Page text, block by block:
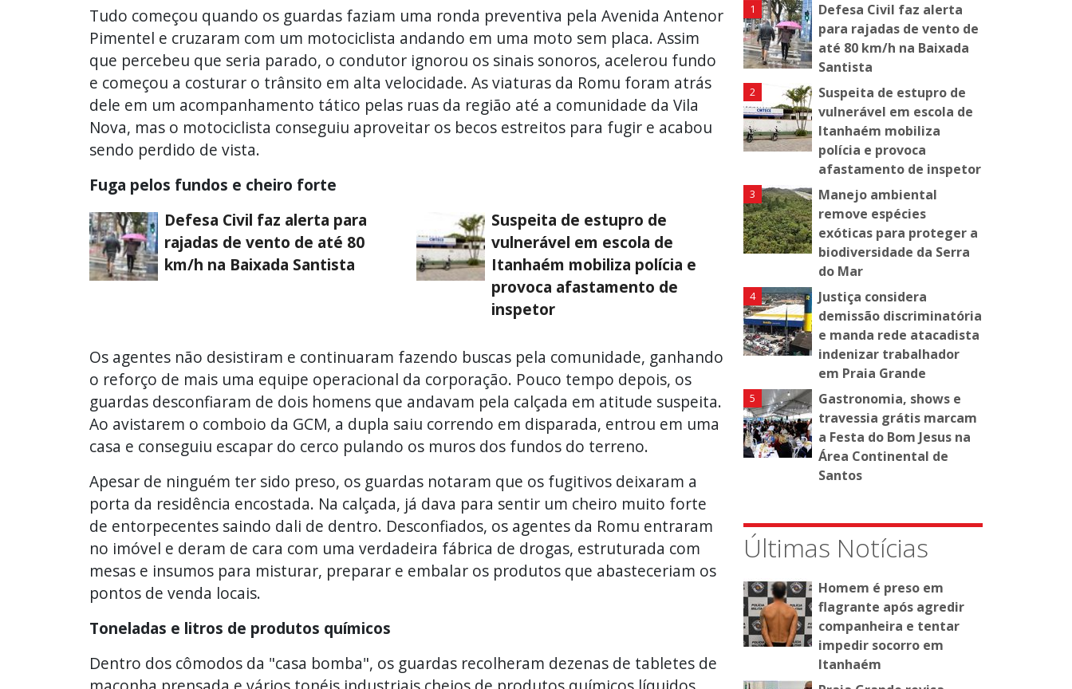
Tudo começou quando os guardas faziam uma ronda preventiva pela Avenida Antenor
Pimentel e cruzaram com um motociclista andando em uma moto sem placa. Assim
que percebeu que seria parado, o condutor ignorou os sinais sonoros, acelerou fundo
e começou a costurar o trânsito em alta velocidade. As viaturas da Romu foram atrás
dele em um acompanhamento tático pelas ruas da região até a comunidade da Vila
Nova, mas o motociclista conseguiu aproveitar os becos estreitos para fugir e acabou
sendo perdido de vista.
Fuga pelos fundos e cheiro forte
Defesa Civil faz alerta para
rajadas de vento de até 80
km/h na Baixada Santista
Suspeita de estupro de
vulnerável em escola de
Itanhaém mobiliza polícia e
provoca afastamento de
inspetor
Os agentes não desistiram e continuaram fazendo buscas pela comunidade, ganhando
o reforço de mais uma equipe operacional da corporação. Pouco tempo depois, os
guardas desconfiaram de dois homens que andavam pela calçada em atitude suspeita.
Ao avistarem o comboio da GCM, a dupla saiu correndo em disparada, entrou em uma
casa e conseguiu escapar do cerco pulando os muros dos fundos do terreno.
Apesar de ninguém ter sido preso, os guardas notaram que os fugitivos deixaram a
porta da residência encostada. Na calçada, já dava para sentir um cheiro muito forte
de entorpecentes saindo dali de dentro. Desconfiados, os agentes da Romu entraram
no imóvel e deram de cara com uma verdadeira fábrica de drogas, estruturada com
mesas e insumos para misturar, preparar e embalar os produtos que abasteceriam os
pontos de venda locais.
Toneladas e litros de produtos químicos
Dentro dos cômodos da "casa bomba", os guardas recolheram dezenas de tabletes de
Defesa Civil faz alerta
para rajadas de vento de
até 80 km/h na Baixada
Santista
Suspeita de estupro de
vulnerável em escola de
Itanhaém mobiliza
polícia e provoca
afastamento de inspetor
Manejo ambiental
remove espécies
exóticas para proteger a
biodiversidade da Serra
do Mar
Justiça considera
demissão discriminatória
e manda rede atacadista
indenizar trabalhador
em Praia Grande
Gastronomia, shows e
travessia grátis marcam
a Festa do Bom Jesus na
Área Continental de
Santos
Últimas Notícias
Homem é preso em
flagrante após agredir
companheira e tentar
impedir socorro em
Itanhaém